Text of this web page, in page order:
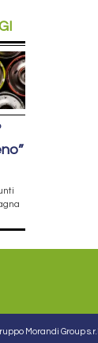
Morandi Group s.r.l.